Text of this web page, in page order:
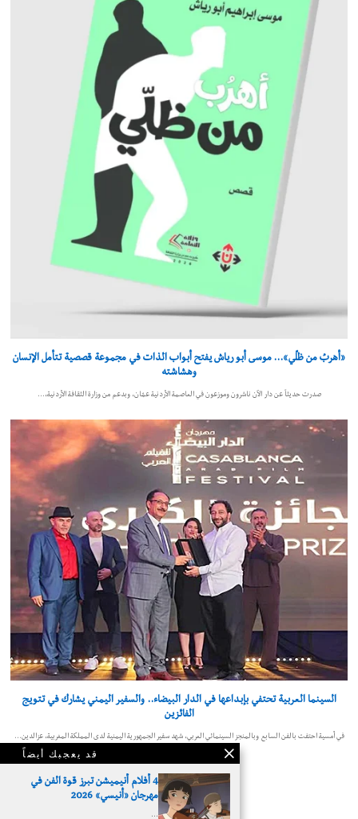
قد يعجبك أيضاً
4 أفلام أنيميشن تبرز قوة الفن في
مهرجان «أنيسي» 2026
…
«أهربُ من ظلّي»… موسى أبو رياش يفتح أبواب الذات في مجموعة قصصية تتأمل الإنسان
وهشاشته
صدرت حديثاً عن دار الآن ناشرون وموزعون في العاصمة الأردنية عمّان، وبدعم من وزارة الثقافة الأردنية،…
السينما العربية تحتفي بإبداعها في الدار البيضاء.. والسفير اليمني يشارك في تتويج
الفائزين
في أمسية احتفت بالفن السابع وبالمنجز السينمائي العربي، شهد سفير الجمهورية اليمنية لدى المملكة المغربية، عزالدين…